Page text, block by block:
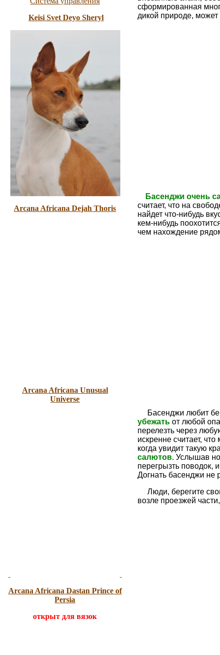
Keisi Svet Deyo Sheryl
Arcana Africana Dejah Thoris
Arcana Africana Unusual
Universe
Arcana Africana Dastan Prince of
Persia
открыт для вязок
сформированная
дикой природе,
Басенджи очень
считает, что на
найдет что-нибудь
кем-нибудь
чем нахождение
Басенджи любит
убежать от любой
перелезть через
искренне считает,
когда увидит такую
салютов. Услышав
перегрызть поводок,
Догнать басенджи не
Люди, берегите
возле проезжей части,